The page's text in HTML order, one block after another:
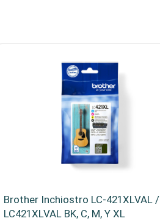
Brother Inchiostro LC-421XLVAL /
LC421XLVAL BK, C, M, Y XL